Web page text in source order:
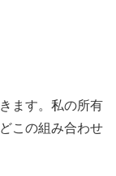
ます。私の所有
この組み合わせ